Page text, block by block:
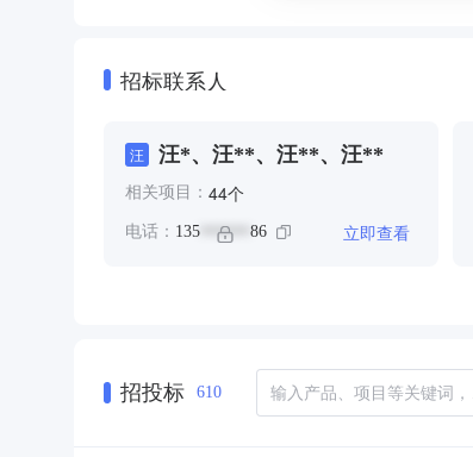
招标联系人
汪 汪*、汪**、汪**、汪**
相关项目： 44个
电话： 135 ****** 86 立即查看
招投标 610